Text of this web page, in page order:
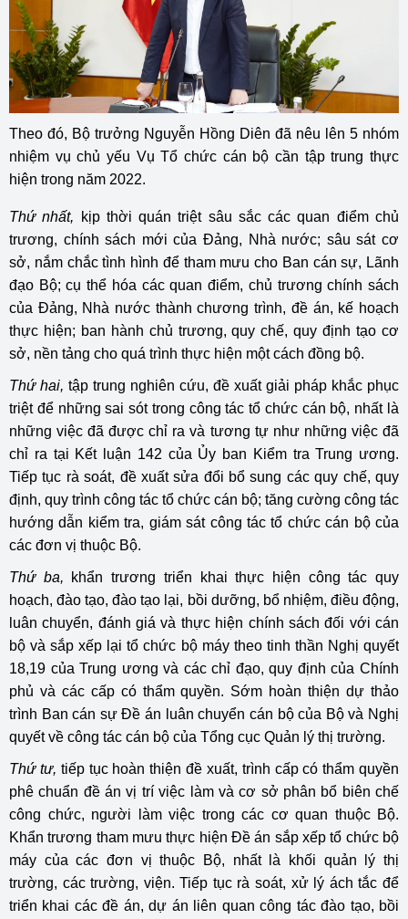
Theo đó, Bộ trưởng Nguyễn Hồng Diên đã nêu lên 5 nhóm
nhiệm vụ chủ yếu Vụ Tổ chức cán bộ cần tập trung thực
hiện trong năm 2022.
Thứ nhất,
kịp thời quán triệt sâu sắc các quan điểm chủ
trương, chính sách mới của Đảng, Nhà nước; sâu sát cơ
sở, nắm chắc tình hình để tham mưu cho Ban cán sự, Lãnh
đạo Bộ; cụ thể hóa các quan điểm, chủ trương chính sách
của Đảng, Nhà nước thành chương trình, đề án, kế hoạch
thực hiện; ban hành chủ trương, quy chế, quy định tạo cơ
sở, nền tảng cho quá trình thực hiện một cách đồng bộ.
Thứ hai, tập trung nghiên cứu, đề xuất giải pháp khắc phục
triệt để những sai sót trong công tác tổ chức cán bộ, nhất là
những việc đã được chỉ ra và tương tự như những việc đã
chỉ ra tại Kết luận 142 của Ủy ban Kiểm tra Trung ương.
Tiếp tục rà soát, đề xuất sửa đổi bổ sung các quy chế, quy
định, quy trình công tác tổ chức cán bộ; tăng cường công tác
hướng dẫn kiểm tra, giám sát công tác tổ chức cán bộ của
các đơn vị thuộc Bộ.
Thứ ba, khẩn trương triển khai thực hiện công tác quy
hoạch, đào tạo, đào tạo lại, bồi dưỡng, bổ nhiệm, điều động,
luân chuyển, đánh giá và thực hiện chính sách đối với cán
bộ và sắp xếp lại tổ chức bộ máy theo tinh thần Nghị quyết
18,19 của Trung ương và các chỉ đạo, quy định của Chính
phủ và các cấp có thẩm quyền. Sớm hoàn thiện dự thảo
trình Ban cán sự Đề án luân chuyển cán bộ của Bộ và Nghị
quyết về công tác cán bộ của Tổng cục Quản lý thị trường.
Thứ tư, tiếp tục hoàn thiện đề xuất, trình cấp có thẩm quyền
phê chuẩn đề án vị trí việc làm và cơ sở phân bổ biên chế
công chức, người làm việc trong các cơ quan thuộc Bộ.
Khẩn trương tham mưu thực hiện Đề án sắp xếp tổ chức bộ
máy của các đơn vị thuộc Bộ, nhất là khối quản lý thị
trường, các trường, viện. Tiếp tục rà soát, xử lý ách tắc để
triển khai các đề án, dự án liên quan công tác đào tạo, bồi